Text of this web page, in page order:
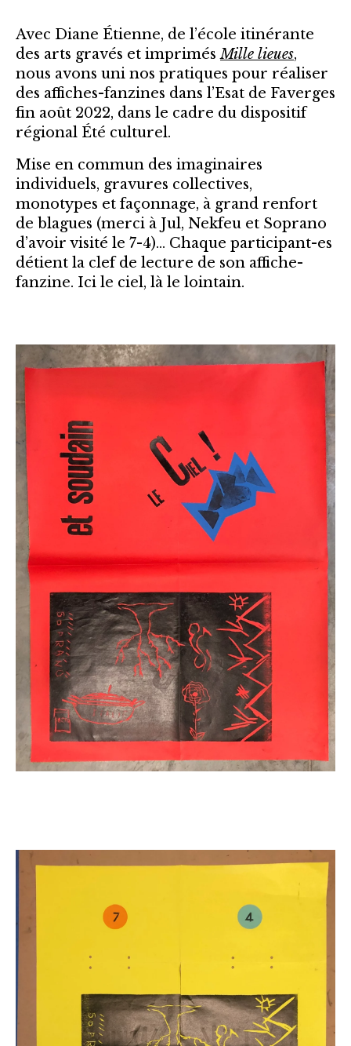
Avec Diane Étienne, de l’école itinérante
des arts gravés et imprimésMille lieues,
nous avons uni nos pratiques pour réaliser
des affiches-fanzines dans l’Esat de Faverges
fin août 2022, dans le cadre du dispositif
régional Été culturel.
Mise en commun des imaginaires
individuels, gravures collectives,
monotypes et façonnage, à grand renfort
de blagues (merci à Jul, Nekfeu et Soprano
d’avoir visité le 7-4)… Chaque participant-es
détient la clef de lecture de son affiche-
fanzine. Ici le ciel, là le lointain.